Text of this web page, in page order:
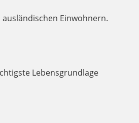
Einwohnern.
Lebensgrundlage